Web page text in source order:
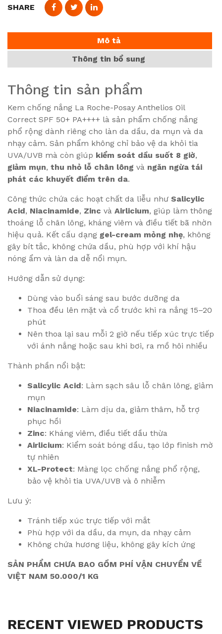
SHARE
Mô tả
Thông tin bổ sung
Thông tin sản phẩm
Kem chống nắng La Roche-Posay Anthelios Oil
Correct SPF 50+ PA++++ là sản phẩm chống nắng
phổ rộng dành riêng cho làn da dầu, da mụn và da
nhạy cảm. Sản phẩm không chỉ bảo vệ da khỏi tia
UVA/UVB mà còn giúp kiểm soát dầu suốt 8 giờ,
giảm mụn, thu nhỏ lỗ chân lông và ngăn ngừa tái
phát các khuyết điểm trên da.
Công thức chứa các hoạt chất da liễu như Salicylic
Acid, Niacinamide, Zinc và Airlicium, giúp làm thông
thoáng lỗ chân lông, kháng viêm và điều tiết bã nhờn
hiệu quả. Kết cấu dạng gel-cream mỏng nhẹ, không
gây bít tắc, không chứa dầu, phù hợp với khí hậu
nóng ẩm và làn da dễ nổi mụn.
Hướng dẫn sử dụng:
Dùng vào buổi sáng sau bước dưỡng da
Thoa đều lên mặt và cổ trước khi ra nắng 15–20
phút
Nên thoa lại sau mỗi 2 giờ nếu tiếp xúc trực tiếp
với ánh nắng hoặc sau khi bơi, ra mồ hôi nhiều
Thành phần nổi bật:
Salicylic Acid: Làm sạch sâu lỗ chân lông, giảm
mụn
Niacinamide: Làm dịu da, giảm thâm, hỗ trợ
phục hồi
Zinc: Kháng viêm, điều tiết dầu thừa
Airlicium: Kiểm soát bóng dầu, tạo lớp finish mờ
tự nhiên
XL-Protect: Màng lọc chống nắng phổ rộng,
bảo vệ khỏi tia UVA/UVB và ô nhiễm
Lưu ý:
Tránh tiếp xúc trực tiếp với mắt
Phù hợp với da dầu, da mụn, da nhạy cảm
Không chứa hương liệu, không gây kích ứng
SẢN PHẨM CHƯA BAO GỒM PHÍ VẬN CHUYỂN VỀ
VIỆT NAM 50.000/1 KG
RECENT VIEWED PRODUCTS